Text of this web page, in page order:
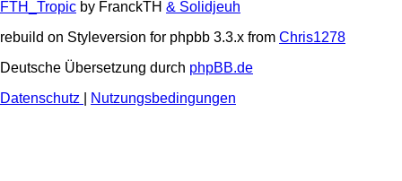
FTH_Tropic by FranckTH & Solidjeuh
rebuild on Styleversion for phpbb 3.3.x from Chris1278
Deutsche Übersetzung durch phpBB.de
Datenschutz
Nutzungsbedingungen